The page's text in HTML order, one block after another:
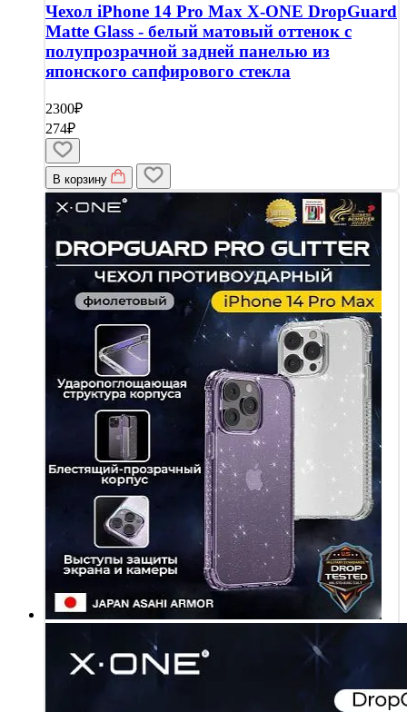
Чехол iPhone 14 Pro Max X-ONE DropGuard
Matte Glass - белый матовый оттенок с
полупрозрачной задней панелью из
японского сапфирового стекла
2300₽
274₽
В корзину